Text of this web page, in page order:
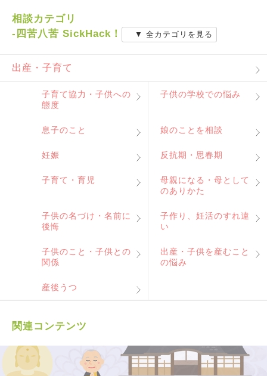
相談カテゴリ
-四苦八苦 SickHack！
▼ 全カテゴリを見る
出産・子育て
子育て協力・子供への
態度
子供の学校での悩み
息子のこと 娘のことを相談
妊娠 反抗期・思春期
子育て・育児
母親になる・母として
のありかた
子供の名づけ・名前に
後悔
子作り、妊活のすれ違
い
子供のこと・子供との
関係
出産・子供を産むこと
の悩み
産後うつ
関連コンテンツ